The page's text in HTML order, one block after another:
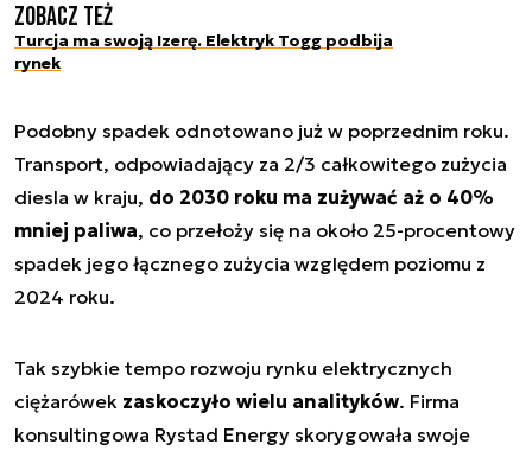
Zobacz też
Turcja ma swoją Izerę. Elektryk Togg podbija
rynek
Podobny spadek odnotowano już w poprzednim roku.
Transport, odpowiadający za 2/3 całkowitego zużycia
diesla w kraju, do 2030 roku ma zużywać aż o 40%
mniej paliwa, co przełoży się na około 25-procentowy
spadek jego łącznego zużycia względem poziomu z
2024 roku.
Tak szybkie tempo rozwoju rynku elektrycznych
ciężarówek zaskoczyło wielu analityków. Firma
konsultingowa Rystad Energy skorygowała swoje